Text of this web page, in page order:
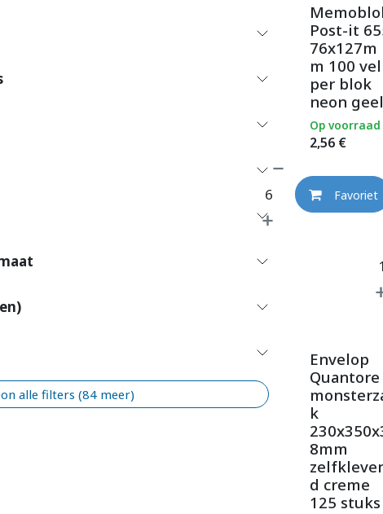
alle filters (84 meer)
Post-it
76x127m
m 100 vel
per blok
neon geel
2,56 €
Op voorraad
Favoriet
Envelop
Quantore
k
8mm
d creme
125 stuks